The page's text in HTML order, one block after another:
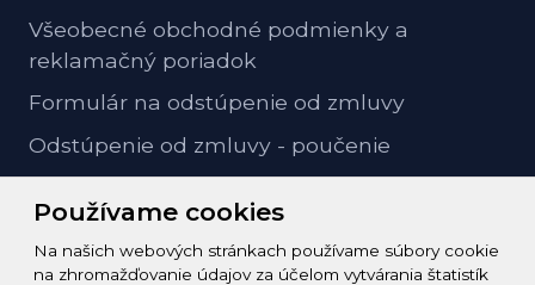
Používame cookies
Na našich webových stránkach používame súbory cookie
na zhromažďovanie údajov za účelom vytvárania štatistík
Všeobecné obchodné podmienky a
reklamačný poriadok
Formulár na odstúpenie od zmluvy
Odstúpenie od zmluvy - poučenie
Kontakt